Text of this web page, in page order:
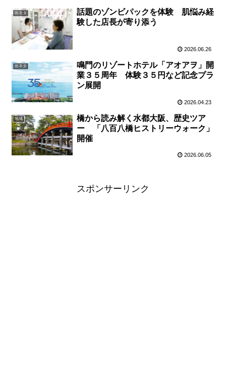
街ネタ
話題のゾンビパックを体験 肌悩み経
験した店長が寄り添う
2026.06.26
街ネタ
鳴門のリゾートホテル「アオアヲ」開
業３５周年 体験３５円など記念プラ
ン展開
2026.04.23
地域
橋から読み解く水都大阪、歴史ツア
ー 「八百八橋ヒストリーウォーク」
開催
2026.06.05
スポンサーリンク